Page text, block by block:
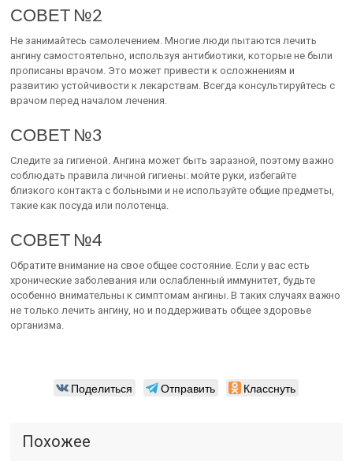
СОВЕТ №2
Не занимайтесь самолечением. Многие люди пытаются лечить
ангину самостоятельно, используя антибиотики, которые не были
прописаны врачом. Это может привести к осложнениям и
развитию устойчивости к лекарствам. Всегда консультируйтесь с
врачом перед началом лечения.
СОВЕТ №3
Следите за гигиеной. Ангина может быть заразной, поэтому важно
соблюдать правила личной гигиены: мойте руки, избегайте
близкого контакта с больными и не используйте общие предметы,
такие как посуда или полотенца.
СОВЕТ №4
Обратите внимание на свое общее состояние. Если у вас есть
хронические заболевания или ослабленный иммунитет, будьте
особенно внимательны к симптомам ангины. В таких случаях важно
не только лечить ангину, но и поддерживать общее здоровье
организма.
Поделиться Отправить Класснуть
Похожее